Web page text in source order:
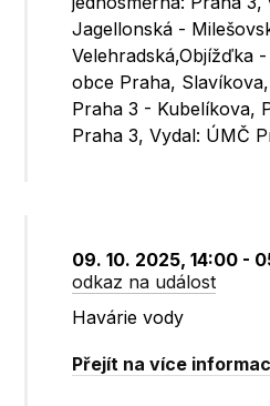
Jagellonská -
Velehradská,Objížďka
obce Praha,
Praha 3 - Kubelíkova,
Praha 3, Vydal: ÚMČ
09. 10. 2025, 14:00 -
odkaz na událost
Havárie vody
Přejít na více